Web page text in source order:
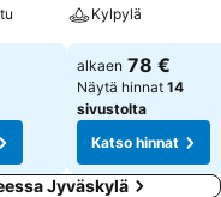
Kylpylä
alkaen 78 €
Näytä hinnat 14
sivustolta
Katso hinnat
Jyväskylä